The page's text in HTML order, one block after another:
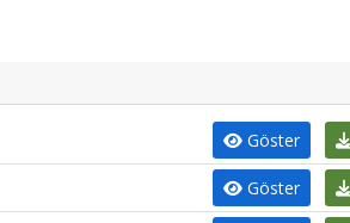
Göster
Göster